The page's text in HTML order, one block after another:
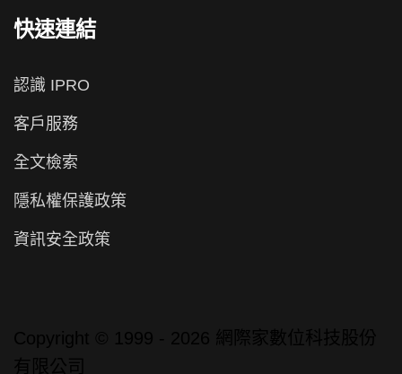
快速連結
認識 IPRO
客戶服務
全文檢索
隱私權保護政策
資訊安全政策